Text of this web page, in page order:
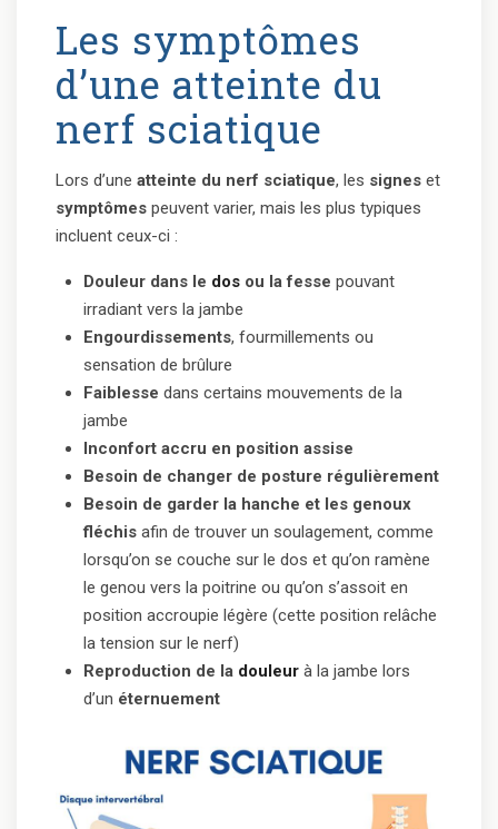
Les symptômes
d’une atteinte du
nerf sciatique
Lors d’une atteinte du nerf sciatique, les signes et
symptômes peuvent varier, mais les plus typiques
incluent ceux-ci :
Douleur dans le dos ou la fesse pouvant
irradiant vers la jambe
Engourdissements, fourmillements ou
sensation de brûlure
Faiblesse dans certains mouvements de la
jambe
Inconfort accru en position assise
Besoin de changer de posture régulièrement
Besoin de garder la hanche et les genoux
fléchis afin de trouver un soulagement, comme
lorsqu’on se couche sur le dos et qu’on ramène
le genou vers la poitrine ou qu’on s’assoit en
position accroupie légère (cette position relâche
la tension sur le nerf)
Reproduction de la douleur à la jambe lors
d’un éternuement